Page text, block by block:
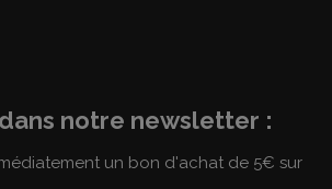
notre newsletter :
un bon d'achat de 5€ sur